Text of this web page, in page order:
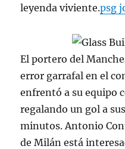
leyenda viviente.psg
El portero del
error garrafal en el
enfrentó a su equipo
regalando un gol a
minutos. Antonio
de Milán está